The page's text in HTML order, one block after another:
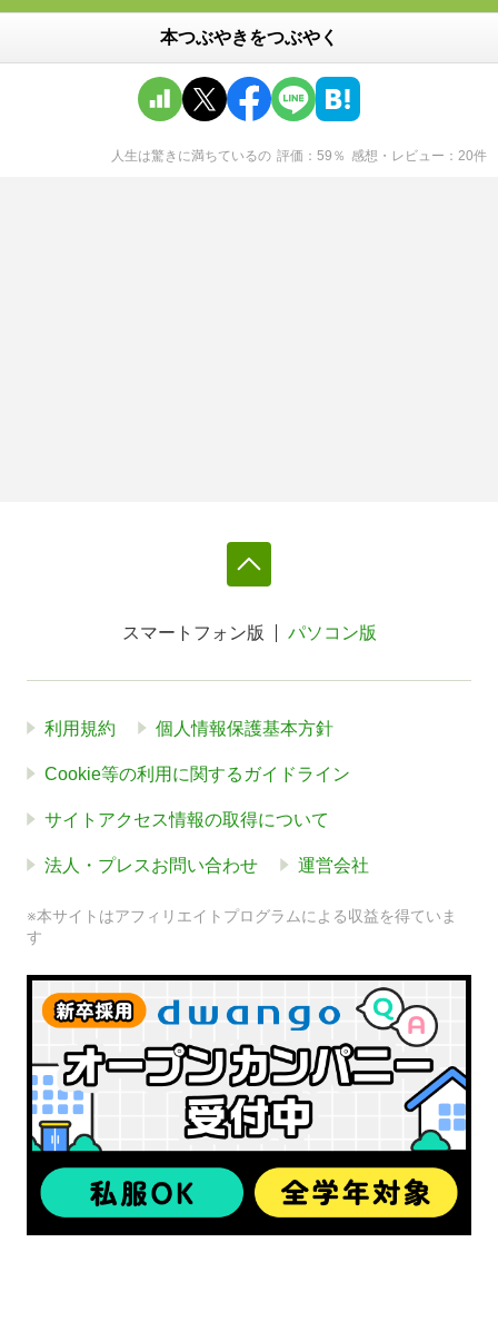
本つぶやきをつぶやく
人生は驚きに満ちているの 評価 59 ％ 感想・レビュー 20件
スマートフォン版 パソコン版
利用規約 個人情報保護基本方針
Cookie等の利用に関するガイドライン
サイトアクセス情報の取得について
法人・プレスお問い合わせ 運営会社
※本サイトはアフィリエイトプログラムによる収益を得ていま
す